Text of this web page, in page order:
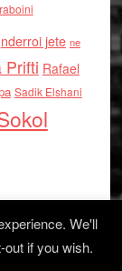
nderroi jete ne
Prifti Rafael
Sadik Elshani
We'll
if you wish.